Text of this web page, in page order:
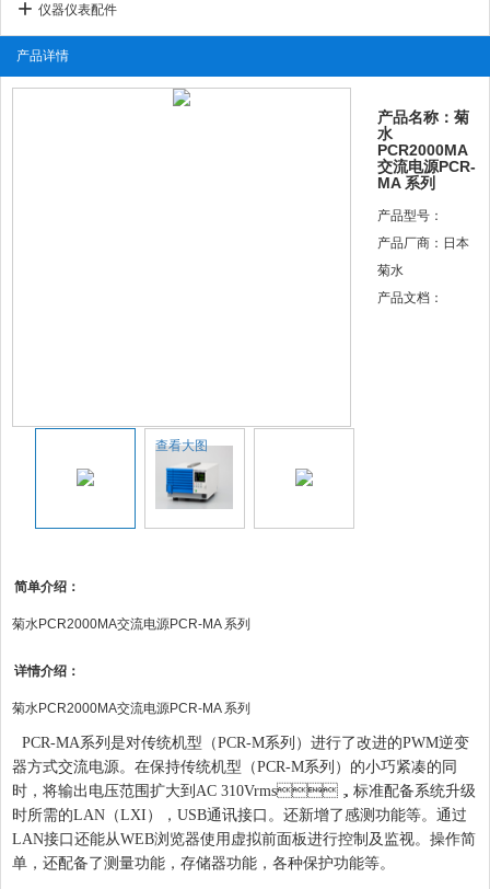
仪器仪表配件
产品详情
查看大图
产品名称：菊
水
PCR2000MA
交流电源PCR-
MA 系列
产品型号：
产品厂商：日本
菊水
产品文档：
简单介绍：
菊水PCR2000MA交流电源PCR-MA 系列
详情介绍：
菊水PCR2000MA交流电源PCR-MA 系列
PCR-MA系列是对传统机型（PCR-M系列）进行了改进的PWM逆变
器方式交流电源。在保持传统机型（PCR-M系列）的小巧紧凑的同
时，将输出电压范围扩大到AC 310Vrms，标准配备系统升级
时所需的LAN（LXI），USB通讯接口。还新增了感测功能等。通过
LAN接口还能从WEB浏览器使用虚拟前面板进行控制及监视。操作简
单，还配备了测量功能，存储器功能，各种保护功能等。